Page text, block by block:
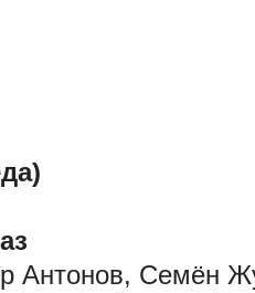
Антонов, Семён